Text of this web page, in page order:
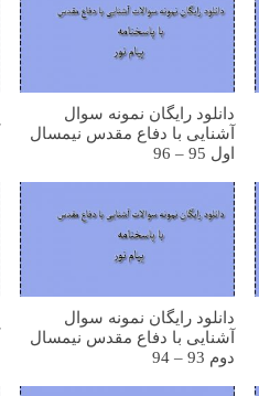
دانلود رایگان نمونه سوال
آشنایی با دفاع مقدس نیمسال
اول 95 – 96
دانلود رایگان نمونه سوال
آشنایی با دفاع مقدس نیمسال
دوم 93 – 94